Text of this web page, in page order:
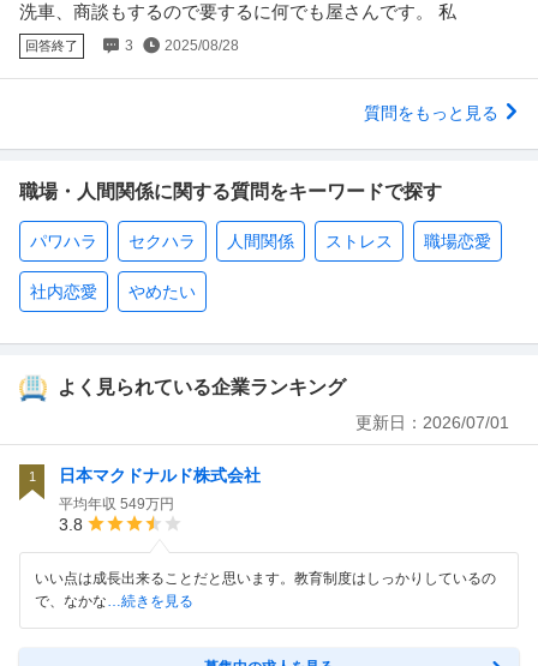
洗車、商談もするので要するに何でも屋さんです。 私
回答終了 3 2025/08/28
質問をもっと見る
職場・人間関係に関する質問をキーワードで探す
パワハラ セクハラ 人間関係 ストレス 職場恋愛
社内恋愛 やめたい
よく見られている企業ランキング
更新日： 2026/07/01
1 日本マクドナルド株式会社
平均年収 549万円
3.8
いい点は成長出来ることだと思います。教育制度はしっかりしているの
で、なかな…続きを見る